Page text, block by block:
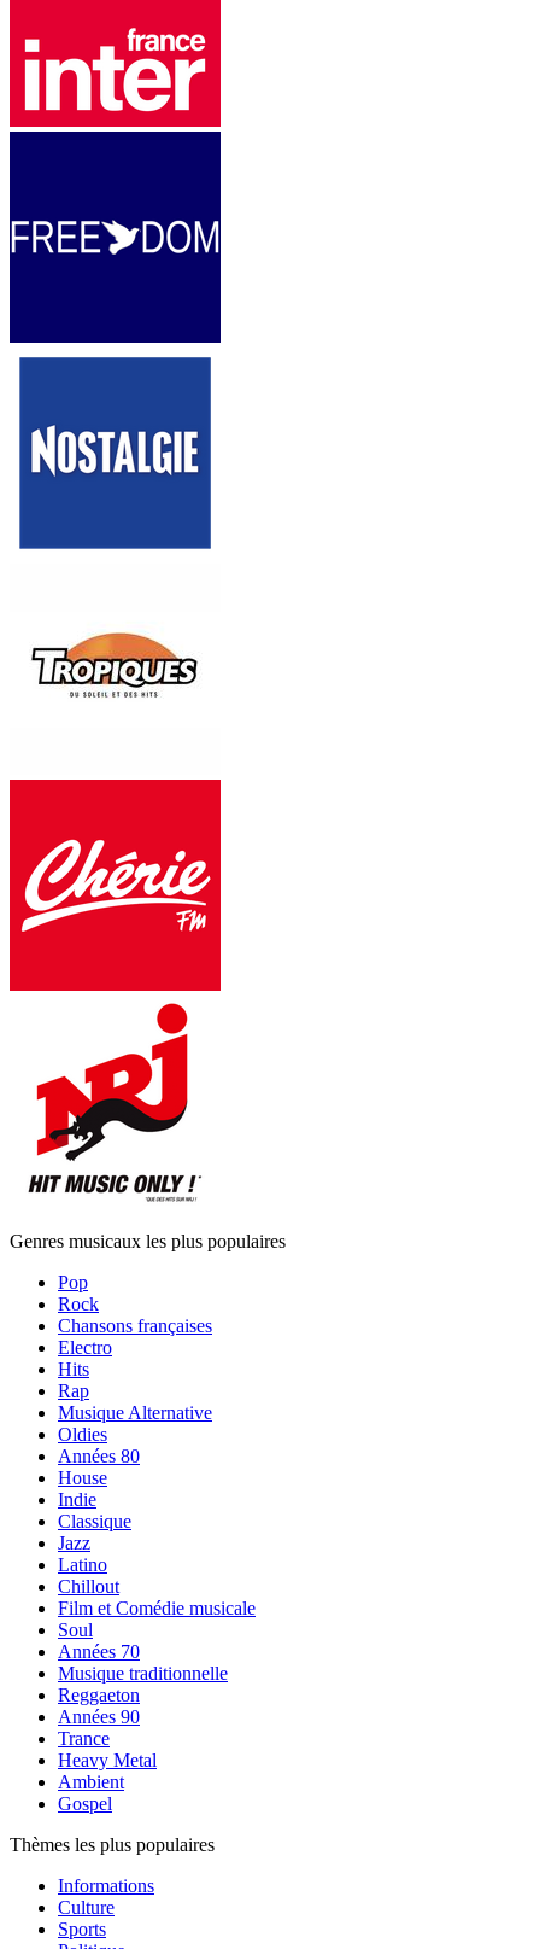
Genres musicaux les plus populaires
Pop
Rock
Chansons françaises
Electro
Hits
Rap
Musique Alternative
Oldies
Années 80
House
Indie
Classique
Jazz
Latino
Chillout
Film et Comédie musicale
Soul
Années 70
Musique traditionnelle
Reggaeton
Années 90
Trance
Heavy Metal
Ambient
Gospel
Thèmes les plus populaires
Informations
Culture
Sports